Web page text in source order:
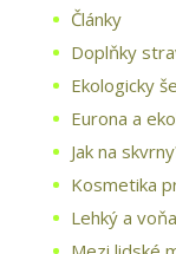
Články
Doplňky
Ekologicky
Eurona a
Jak na
Kosmetika
Lehký a